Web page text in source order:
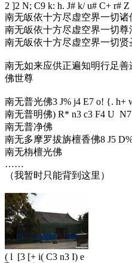
2 ]2 N; C9 k: h. J# k/ u# C+ r# Z
南无皈依十方尽虚空界一切诸
南无皈依十方尽虚空界一切尊
南无皈依十方尽虚空界一切贤
南无如来应供正遍知明行足
佛世尊
南无普光佛3 J% j4 E7 o! {. h+
南无普明佛) R* n3 c3 F4 U
南无普净佛
南无多摩罗拔旃檀香佛8 J5
南无栴檀光佛
……
（我暂时只能背到这里）
( l [3 [+ i( C3 n3 I) e